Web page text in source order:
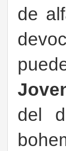
de
del